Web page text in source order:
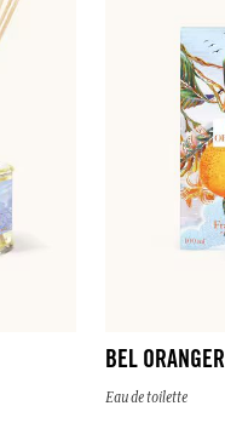
BEL ORANGER
Eau de toilette